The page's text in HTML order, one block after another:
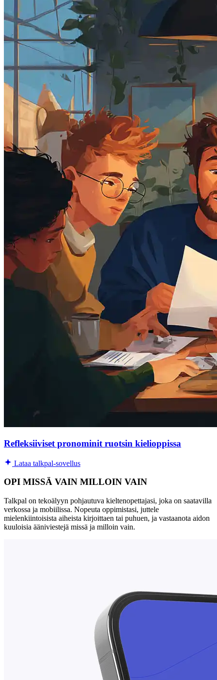
Refleksiiviset pronominit ruotsin kielioppissa
Lataa talkpal-sovellus
OPI MISSÄ VAIN MILLOIN VAIN
Talkpal on tekoälyyn pohjautuva kieltenopettajasi, joka on saatavilla
verkossa ja mobiilissa. Nopeuta oppimistasi, juttele
mielenkiintoisista aiheista kirjoittaen tai puhuen, ja vastaanota aidon
kuuloisia ääniviestejä missä ja milloin vain.